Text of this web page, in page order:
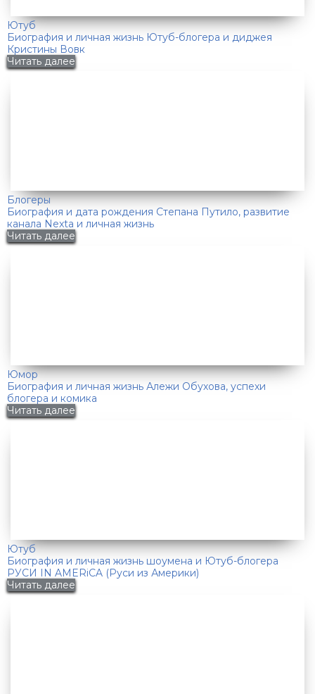
Ютуб
Биография и личная жизнь Ютуб-блогера и диджея
Кристины Вовк
Читать далее
Блогеры
Биография и дата рождения Степана Путило, развитие
канала Nexta и личная жизнь
Читать далее
Юмор
Биография и личная жизнь Алежи Обухова, успехи
блогера и комика
Читать далее
Ютуб
Биография и личная жизнь шоумена и Ютуб-блогера
РУСИ IN AMERiCA (Руси из Америки)
Читать далее